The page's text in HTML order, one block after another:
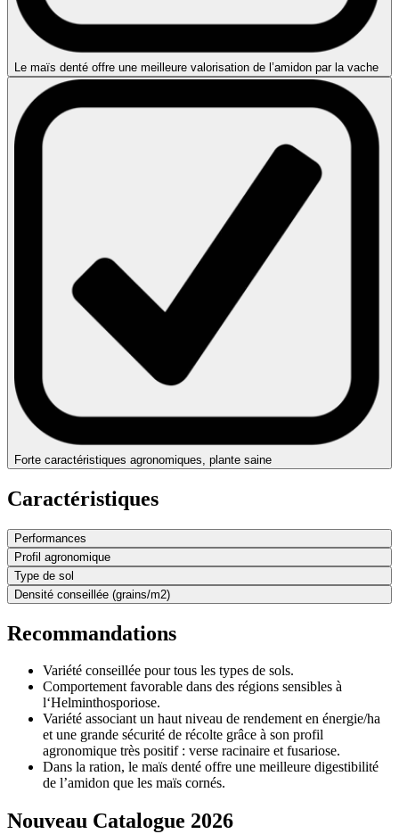
Le maïs denté offre une meilleure valorisation de l’amidon par la vache
Forte caractéristiques agronomiques, plante saine
Caractéristiques
Performances
Profil agronomique
Type de sol
Densité conseillée (grains/m2)
Recommandations
Variété conseillée pour tous les types de sols.
Comportement favorable dans des régions sensibles à
l‘Helminthosporiose.
Variété associant un haut niveau de rendement en énergie/ha
et une grande sécurité de récolte grâce à son profil
agronomique très positif : verse racinaire et fusariose.
Dans la ration, le maïs denté offre une meilleure digestibilité
de l’amidon que les maïs cornés.
Nouveau Catalogue 2026